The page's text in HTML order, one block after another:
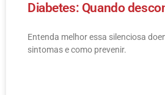
Diabetes: Quando
Entenda melhor essa silenciosa
sintomas e como prevenir.